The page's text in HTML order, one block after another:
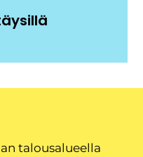
talousalueella